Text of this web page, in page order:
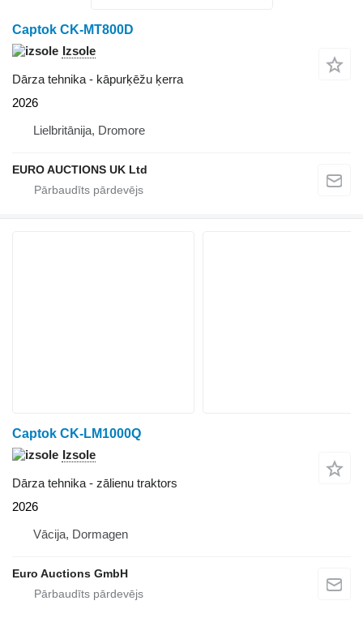
Captok CK-MT800D
Izsole
Dārza tehnika - kāpurķēžu ķerra
2026
Lielbritānija, Dromore
EURO AUCTIONS UK Ltd
Captok CK-LM1000Q
Izsole
Dārza tehnika - zālienu traktors
2026
Vācija, Dormagen
Euro Auctions GmbH